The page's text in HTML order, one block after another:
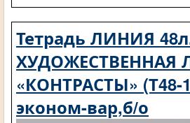
Тетрадь ЛИНИЯ
ХУДОЖЕСТВЕННАЯ
«КОНТРАСТЫ» (Т48-
эконом-вар,б/о